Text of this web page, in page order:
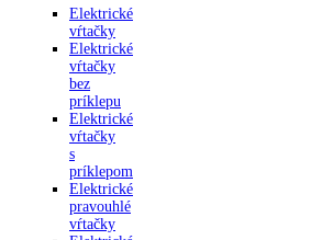
Elektrické
vŕtačky
Elektrické
vŕtačky
bez
príklepu
Elektrické
vŕtačky
s
príklepom
Elektrické
pravouhlé
vŕtačky